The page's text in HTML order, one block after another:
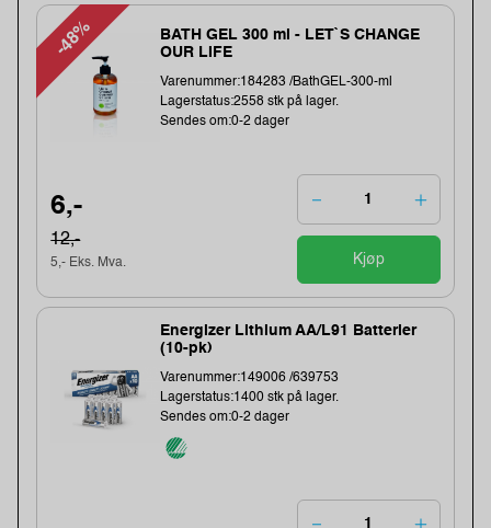
-48%
BATH GEL 300 ml - LET`S CHANGE
OUR LIFE
Varenummer:184283 /BathGEL-300-ml
Lagerstatus:2558 stk på lager.
Sendes om:0-2 dager
6,-
12,-
5,- Eks. Mva. Kjøp
Energizer Lithium AA/L91 Batterier
(10-pk)
Varenummer:149006 /639753
Lagerstatus:1400 stk på lager.
Sendes om:0-2 dager